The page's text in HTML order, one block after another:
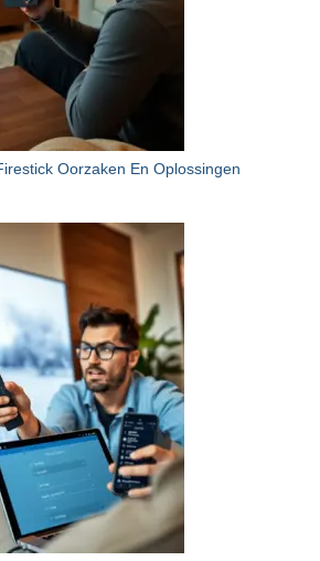
Oorzaken En Oplossingen